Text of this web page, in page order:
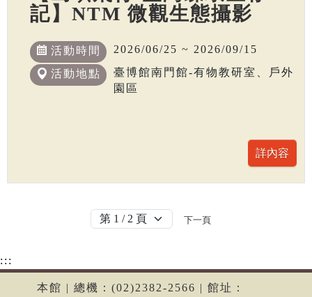
記】NTM 微觀生態攝影
活動時間 2026/06/25 ~ 2026/09/15
活動地點
臺博館南門館-有物教研室、戶外
園區
下一頁
:::
本館 | 總機：(02)2382-2566 | 館址：